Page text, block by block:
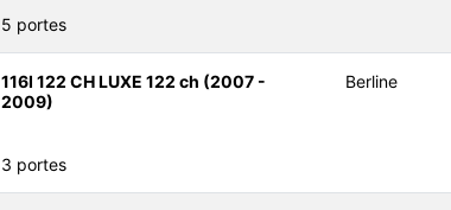
5 portes
116I 122 CH LUXE 122 ch (2007 -
2009)
Berline
3 portes